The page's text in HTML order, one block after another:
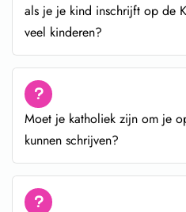
als je je kind inschrijft op de
veel kinderen?
Moet je katholiek zijn om je
kunnen schrijven?